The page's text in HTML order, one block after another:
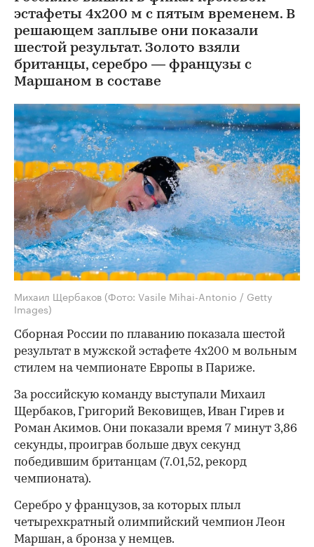
эстафеты 4х200 м с пятым временем. В
решающем заплыве они показали
шестой результат. Золото взяли
британцы, серебро — французы с
Маршаном в составе
Михаил Щербаков (Фото: Vasile Mihai-Antonio / Getty
Images)
Сборная России по плаванию показала шестой
результат в мужской эстафете 4х200 м вольным
стилем на чемпионате Европы в Париже.
За российскую команду выступали Михаил
Щербаков, Григорий Вековищев, Иван Гирев и
Роман Акимов. Они показали время 7 минут 3,86
секунды, проиграв больше двух секунд
победившим британцам (7.01,52, рекорд
чемпионата).
Серебро у французов, за которых плыл
четырехкратный олимпийский чемпион Леон
Маршан, а бронза у немцев.